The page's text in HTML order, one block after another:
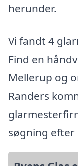
herunder.
Vi fandt 4
Find en
Mellerup og
Randers
søgning